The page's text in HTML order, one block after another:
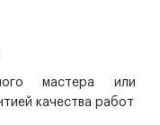
мастера или
качества работ